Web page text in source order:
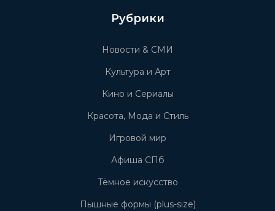
Рубрики
Новости & СМИ
Культура и Арт
Кино и Сериалы
Красота, Мода и Стиль
Игровой мир
Афиша СПб
Тёмное искусство
Пышные формы (plus-size)